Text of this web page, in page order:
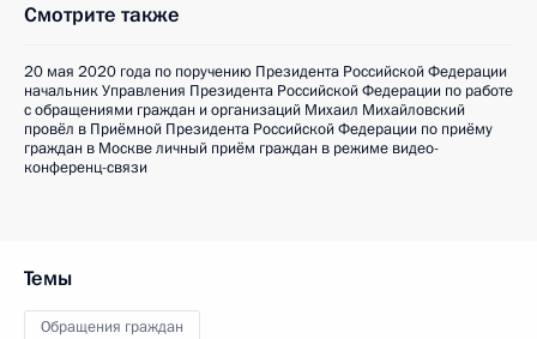
Смотрите также
20 мая 2020 года по поручению Президента Российской Федерации
начальник Управления Президента Российской Федерации по работе
с обращениями граждан и организаций Михаил Михайловский
провёл в Приёмной Президента Российской Федерации по приёму
граждан в Москве личный приём граждан в режиме видео-
конференц-связи
Темы
Обращения граждан